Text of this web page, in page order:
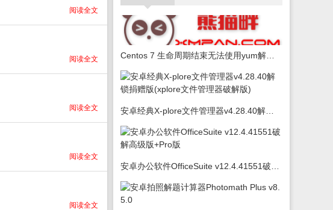
阅读全文
阅读全文
阅读全文
阅读全文
阅读全文